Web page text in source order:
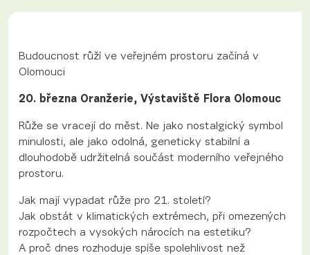
Budoucnost růží ve veřejném prostoru začíná v
Olomouci
20. března Oranžerie, Výstaviště Flora Olomouc
Růže se vracejí do měst. Ne jako nostalgický symbol
minulosti, ale jako odolná, geneticky stabilní a
dlouhodobě udržitelná součást moderního veřejného
prostoru.
Jak mají vypadat růže pro 21. století?
Jak obstát v klimatických extrémech, při omezených
rozpočtech a vysokých nárocích na estetiku?
A proč dnes rozhoduje spíše spolehlivost než